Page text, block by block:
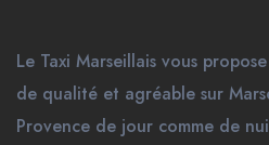
Le Taxi Marseillais vous
de qualité et agréable sur
Provence de jour comme de